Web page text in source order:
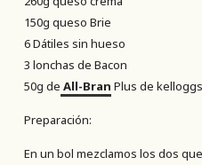
150g queso Brie
6 Dátiles sin hueso
3 lonchas de Bacon
50g de All-Bran Plus de kelloggs
Preparación:
En un bol mezclamos los dos